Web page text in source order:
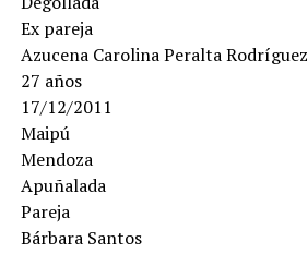
Ex pareja
Azucena Carolina Peralta Rodríguez
27 años
17/12/2011
Maipú
Mendoza
Apuñalada
Pareja
Bárbara Santos